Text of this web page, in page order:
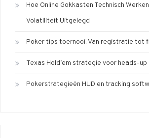
Hoe Online Gokkasten Technisch
Volatiliteit Uitgelegd
Poker tips toernooi: Van registratie tot
Texas Hold’em strategie voor heads-
Pokerstrategieën HUD en tracking